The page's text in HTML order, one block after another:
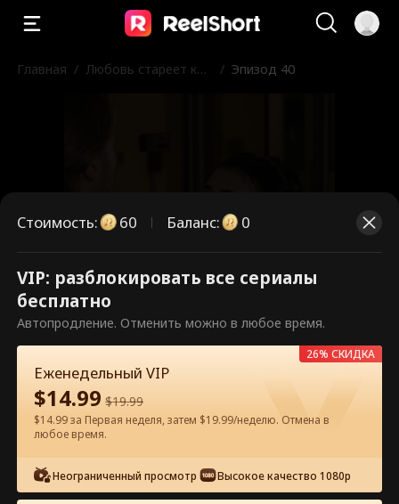
Главная / Любовь стареет как
/ Эпизод 40
Это платные эпизоды.
Разблокируйте, чтобы смотреть.
60 Разблокировать сейчас
Стоимость: 60 Баланс: 0
VIP: разблокировать все сериалы
бесплатно
Автопродление. Отменить можно в любое время.
Еженедельный VIP
$14.99 $19.99
$14.99 за Первая неделя, затем $19.99/неделю. Отмена в
любое время.
Неограниченный просмотр Высокое качество 1080p
26% СКИДКА